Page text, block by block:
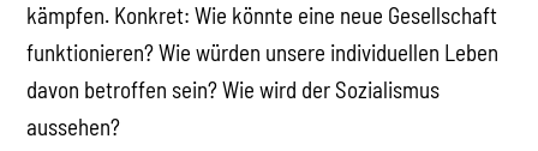
kämpfen. Konkret: Wie könnte eine neue Gesellschaft
funktionieren? Wie würden unsere individuellen Leben
davon betroffen sein? Wie wird der Sozialismus
aussehen?